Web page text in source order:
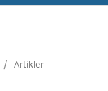
/ Artikler